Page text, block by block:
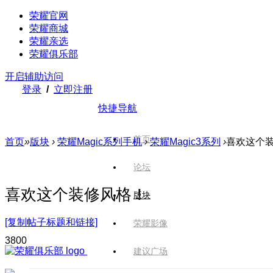
荣耀官网
荣耀商城
荣耀亲选
荣耀俱乐部
开启辅助访问
登录 / 立即注册
快捷导航
首页
论坛
版块
荣耀影像
建议广场
首页»版块 › 荣耀Magic系列手机 › 荣耀Magic3系列 ›喜欢这个
喜欢这个装修风格！
[复制帖子标题和链接]
3800